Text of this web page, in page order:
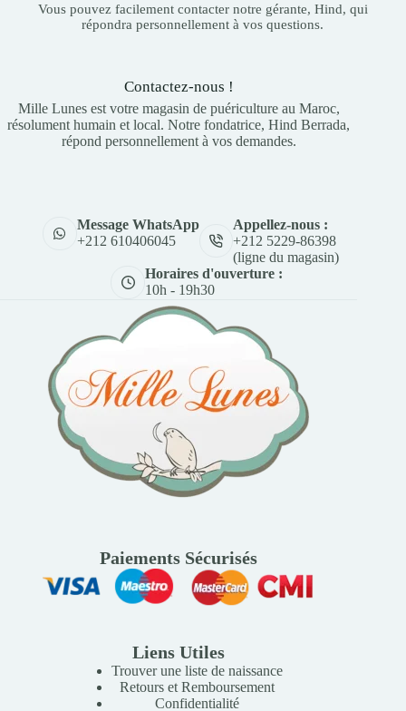
Vous pouvez facilement contacter notre gérante, Hind, qui
répondra personnellement à vos questions.
Contactez-nous !
Mille Lunes est votre magasin de puériculture au Maroc,
résolument humain et local. Notre fondatrice, Hind Berrada,
répond personnellement à vos demandes.
Message WhatsApp
+212 610406045
Appellez-nous :
+212 5229-86398
(ligne du magasin)
Horaires d'ouverture :
10h - 19h30
Paiements Sécurisés
Liens Utiles
Trouver une liste de naissance
Retours et Remboursement
Confidentialité